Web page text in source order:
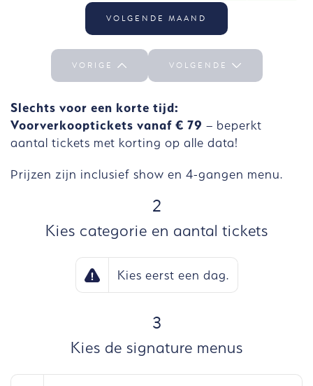
Wo 30-09 selecteren
VOLGENDE MAAND
VORIGE VOLGENDE
Slechts voor een korte tijd:
Voorverkooptickets vanaf € 79 – beperkt
aantal tickets met korting op alle data!
Prijzen zijn inclusief show en 4-gangen menu.
2
Kies categorie en aantal tickets
Kies eerst een dag.
3
Kies de signature menus